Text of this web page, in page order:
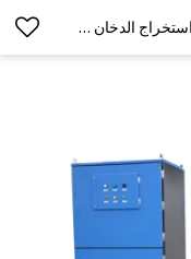
جهاز استخراج الدخان بالليزر ، نظام استخراج الدخان الصناعي